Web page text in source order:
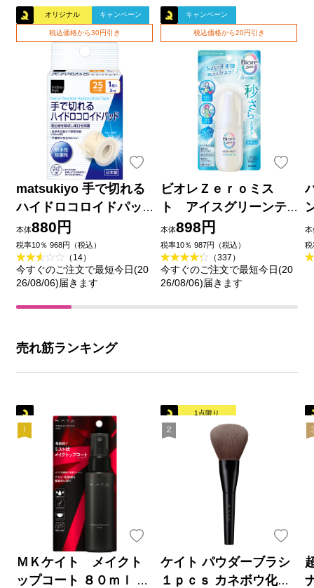
オリジナル キャンペーン
税込価格から30円引き
matsukiyo 手で切れる
ハイドロコロイドパッ
ド ２５ｍｍ×３ｍ巻
本体880円
税率10％ 968円（税込）
（14）
今すぐのご注文で最短今日(20
26/08/06)届きます
キャンペーン
税込価格から20円引き
ビオレＺｅｒｏミス
ト アイスグリーンテ
ィーの香り ６０ｍＬ 花
王
本体898円
税率10％ 987円（税込）
（337）
今すぐのご注文で最短今日(20
26/08/06)届きます
本
税
売れ筋ランキング
ＭＫケイト メイクト
ップコート ８０ｍｌ カ
1点限り
ケイト パウダーブラシ
１ｐｃｓ カネボウ化粧